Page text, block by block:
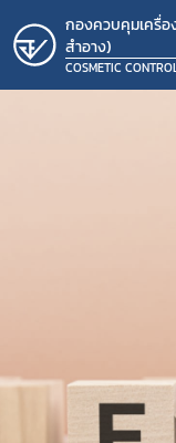
กองควบคุมเครื่อ
สำอาง)
COSMETIC